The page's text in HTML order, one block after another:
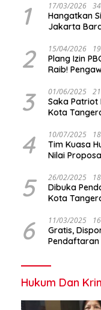
1 17/03/2026
Hangatkan
Jakarta
2 15/04/2026
Plang Izin
Raib!
3 01/06/2025
Saka Patriot
Kota
4 10/07/2025
Tim Kuasa
Nilai
5 26/02/2025
Dibuka
Kota
6 11/03/2025
Gratis,
Pendaftaran
Hukum Dan